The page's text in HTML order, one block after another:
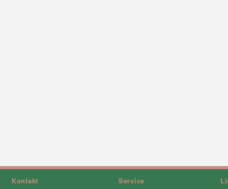
Kontakt Service